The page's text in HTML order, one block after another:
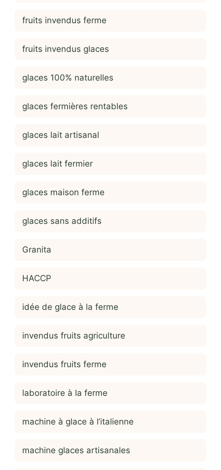
fruits invendus ferme
fruits invendus glaces
glaces 100% naturelles
glaces fermières rentables
glaces lait artisanal
glaces lait fermier
glaces maison ferme
glaces sans additifs
Granita
HACCP
idée de glace à la ferme
invendus fruits agriculture
invendus fruits ferme
laboratoire à la ferme
machine à glace à l’italienne
machine glaces artisanales